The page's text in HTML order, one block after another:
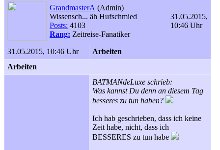
GrandmasterA (Admin)
Wissensch... äh Hufschmied
Posts: 4103
Rang: Zeitreise-Fanatiker
31.05.2015,
10:46 Uhr
31.05.2015, 10:46 Uhr
Arbeiten
Arbeiten
BATMANdeLuxe schrieb:
Was kannst Du denn an diesem Tag
besseres zu tun haben?
Ich hab geschrieben, dass ich keine
Zeit habe, nicht, dass ich
BESSERES zu tun habe